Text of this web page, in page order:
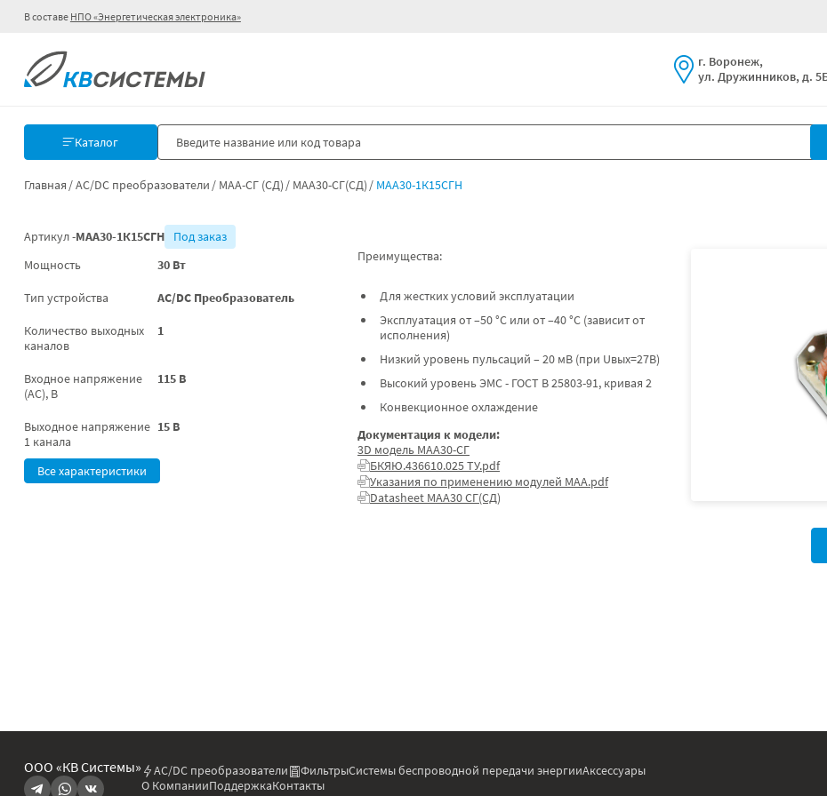
В составе НПО «Энергетическая электроника»
г. Воронеж,
ул. Дружинников, д.
Каталог
Главная AC/DC преобразователи МАА-СГ (СД) МАА30-СГ(СД) МАА30-1К15СГН
Артикул -МАА30-1К15СГН
Под заказ
Мощность
30 Вт
Тип устройства AC/DC Преобразователь
Количество выходных
каналов
1
Входное напряжение
(AC), В
115 В
Выходное напряжение
1 канала
15 В
Все характеристики
Преимущества:
Для жестких условий эксплуатации
Эксплуатация от –50 °C или от –40 °C (зависит от
исполнения)
Низкий уровень пульсаций – 20 мВ (при Uвых=27В)
Высокий уровень ЭМС - ГОСТ В 25803-91, кривая 2
Конвекционное охлаждение
Документация к модели:
3D модель МАА30-СГ
БКЯЮ.436610.025 ТУ.pdf
Указания по применению модулей МАА.pdf
Datasheet МАА30 СГ(СД)
ООО «КВ Системы» AC/DC преобразователи ФильтрыСистемы беспроводной передачи энергииАксессуары
О КомпанииПоддержкаКонтакты